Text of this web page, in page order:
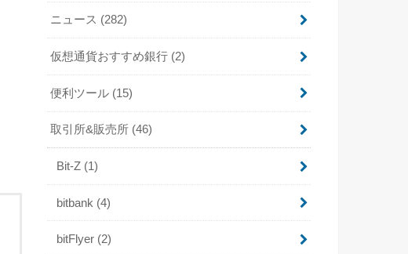
ニュース (282)
仮想通貨おすすめ銀行 (2)
便利ツール (15)
取引所&販売所 (46)
Bit-Z (1)
bitbank (4)
bitFlyer (2)